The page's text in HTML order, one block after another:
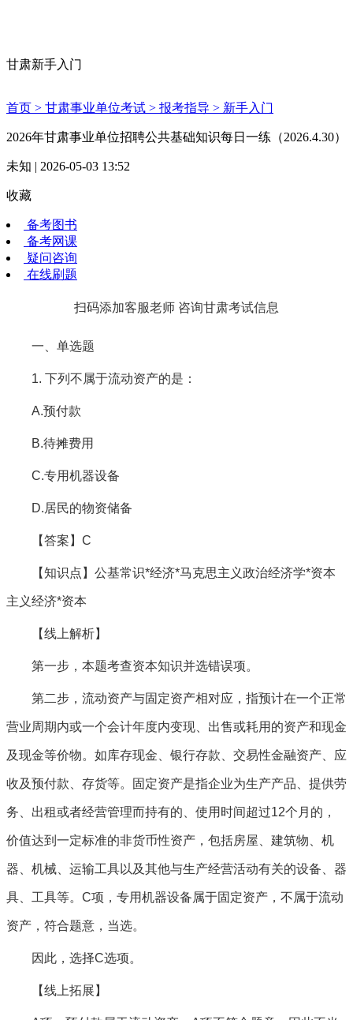
甘肃新手入门
首页 > 甘肃事业单位考试 > 报考指导 > 新手入门
2026年甘肃事业单位招聘公共基础知识每日一练（2026.4.30）
未知 | 2026-05-03 13:52
收藏
备考图书
备考网课
疑问咨询
在线刷题
扫码添加客服老师 咨询甘肃考试信息
一、单选题
1. 下列不属于流动资产的是：
A.预付款
B.待摊费用
C.专用机器设备
D.居民的物资储备
【答案】C
【知识点】公基常识*经济*马克思主义政治经济学*资本
主义经济*资本
【线上解析】
第一步，本题考查资本知识并选错误项。
第二步，流动资产与固定资产相对应，指预计在一个正常
营业周期内或一个会计年度内变现、出售或耗用的资产和现金
及现金等价物。如库存现金、银行存款、交易性金融资产、应
收及预付款、存货等。固定资产是指企业为生产产品、提供劳
务、出租或者经营管理而持有的、使用时间超过12个月的，
价值达到一定标准的非货币性资产，包括房屋、建筑物、机
器、机械、运输工具以及其他与生产经营活动有关的设备、器
具、工具等。C项，专用机器设备属于固定资产，不属于流动
资产，符合题意，当选。
因此，选择C选项。
【线上拓展】